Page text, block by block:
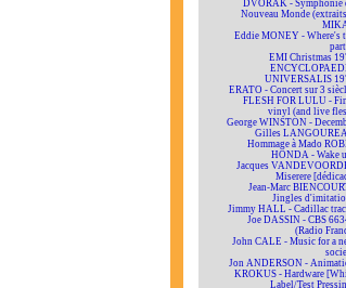
DVORAK - Symphonie
Nouveau Monde
Eddie MONEY - Where's
EMI Christmas
UNIVERSALIS
ERATO - Concert sur 3
FLESH FOR LULU -
vinyl (and live
George WINSTON -
Gilles
Hommage à Mado
HONDA - Wake
Jacques
Miserere
Jean-Marc
Jingles
Jimmy HALL - Cadillac
Joe DASSIN - CBS
(Radio
John CALE - Music for a
Jon ANDERSON -
KROKUS - Hardware
Label/Test